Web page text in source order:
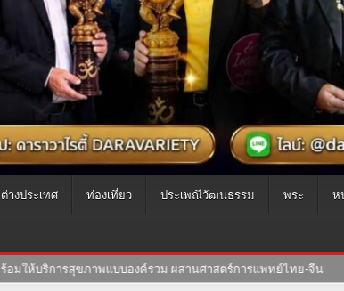
ต่างประเทศ ท่องเที่ยว ประเพณีวัฒนธรรม พระ ห
30-07-2569 ซีรีย์”สงครามนางแบบโมเดล”ค่าย บริษัทแส